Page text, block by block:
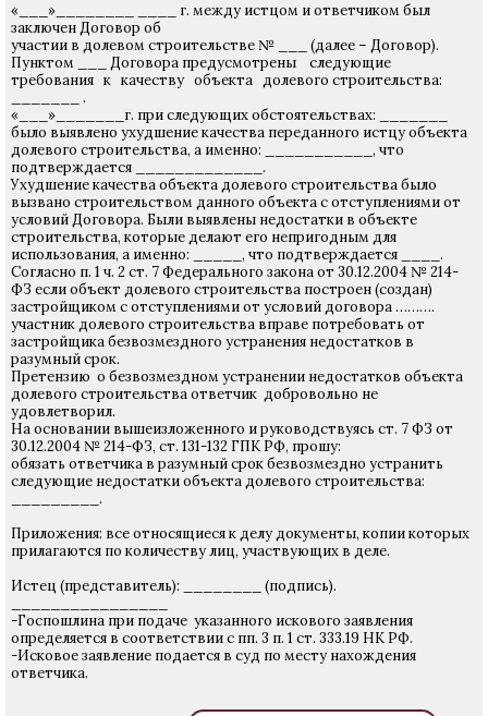
«___»________ ____ г. между истцом и ответчиком был
заключен Договор об
участии в долевом строительстве № ___ (далее – Договор).
Пунктом ___ Договора предусмотрены следующие
требования к качеству объекта долевого строительства:
_______ .
«___»_______г. при следующих обстоятельствах: _______
было выявлено ухудшение качества переданного истцу объекта
долевого строительства, а именно: ___________, что
подтверждается _____________.
Ухудшение качества объекта долевого строительства было
вызвано строительством данного объекта с отступлениями от
условий Договора. Были выявлены недостатки в объекте
строительства, которые делают его непригодным для
использования, а именно: _____, что подтверждается ____.
Согласно п. 1 ч. 2 ст. 7 Федерального закона от 30.12.2004 № 214-
ФЗ если объект долевого строительства построен (создан)
застройщиком с отступлениями от условий договора ……….
участник долевого строительства вправе потребовать от
застройщика безвозмездного устранения недостатков в
разумный срок.
Претензию о безвозмездном устранении недостатков объекта
долевого строительства ответчик добровольно не
удовлетворил.
На основании вышеизложенного и руководствуясь ст. 7 ФЗ от
30.12.2004 № 214-ФЗ, ст. 131-132 ГПК РФ, прошу:
обязать ответчика в разумный срок безвозмездно устранить
следующие недостатки объекта долевого строительства:
_________.
Приложения: все относящиеся к делу документы, копии которых
прилагаются по количеству лиц, участвующих в деле.
Истец (представитель): ________ (подпись).
-Госпошлина при подаче указанного искового заявления
определяется в соответствии с пп. 3 п. 1 ст. 333.19 НК РФ.
-Исковое заявление подается в суд по месту нахождения
ответчика.